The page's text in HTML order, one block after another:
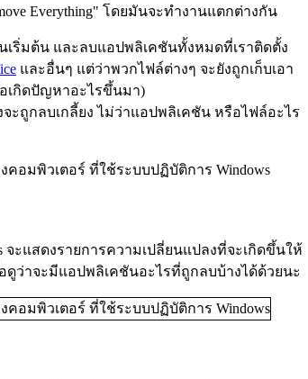
Everything" โดยมันจะทำงานแตกต่างกัน
เริ่มต้น และลบแอปพลิเคชันทั้งหมดที่เราติดตั้ง
และอื่นๆ แต่ว่าพวกไฟล์ต่างๆ จะยังถูกเก็บเอา
เกิดปัญหาอะไรขึ้นมา)
ะถูกลบเกลี้ยง ไม่ว่าแอปพลิเคชัน หรือไฟล์อะไร
จะแสดงรายการความเปลี่ยนแปลงที่จะเกิดขึ้นให้
อดูว่าจะมีแอปพลิเคชันอะไรที่ถูกลบบ้างได้ด้วยนะ